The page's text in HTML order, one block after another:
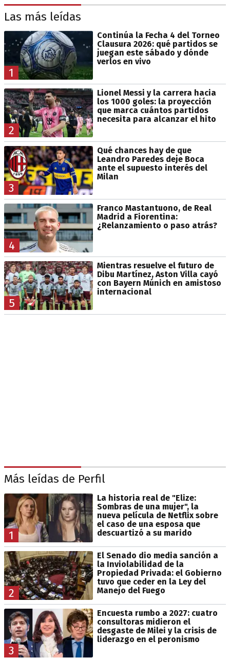
Las más leídas
1
Continúa la Fecha 4 del Torneo
Clausura 2026: qué partidos se
juegan este sábado y dónde
verlos en vivo
2
Lionel Messi y la carrera hacia
los 1000 goles: la proyección
que marca cuántos partidos
necesita para alcanzar el hito
3
Qué chances hay de que
Leandro Paredes deje Boca
ante el supuesto interés del
Milan
4
Franco Mastantuono, de Real
Madrid a Fiorentina:
¿Relanzamiento o paso atrás?
5
Mientras resuelve el futuro de
Dibu Martínez, Aston Villa cayó
con Bayern Múnich en amistoso
internacional
Más leídas de Perfil
1
La historia real de "Elize:
Sombras de una mujer", la
nueva película de Netflix sobre
el caso de una esposa que
descuartizó a su marido
2
El Senado dio media sanción a
la Inviolabilidad de la
Propiedad Privada: el Gobierno
tuvo que ceder en la Ley del
Manejo del Fuego
3
Encuesta rumbo a 2027: cuatro
consultoras midieron el
desgaste de Milei y la crisis de
liderazgo en el peronismo